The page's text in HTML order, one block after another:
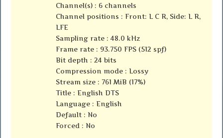
Channel(s) : 6 channels
Channel positions : Front: L C R, Side: L R,
LFE
Sampling rate : 48.0 kHz
Frame rate : 93.750 FPS (512 spf)
Bit depth : 24 bits
Compression mode : Lossy
Stream size : 761 MiB (17%)
Title : English DTS
Language : English
Default : No
Forced : No